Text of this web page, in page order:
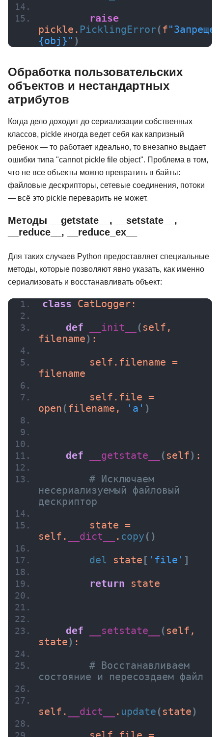
raise
pickle. PicklingError( f
{obj}" )
Обработка пользовательских
объектов и нестандартных
атрибутов
Когда дело доходит до сериализации собственных
классов, pickle иногда ведет себя как капризный
ребенок — то работает идеально, то внезапно выдает
ошибки типа "cannot pickle file object". Проблема в том,
что не все объекты можно превратить в байты:
файловые дескрипторы, сетевые соединения, потоки
— всё это pickle переварить не может.
Методы __getstate__, __setstate__,
__reduce__, __reduce_ex__
Для таких случаев Python предоставляет специальные
методы, которые позволяют явно указать, как именно
сериализовать и восстанавливать объект:
class CatLogger:
def __init__ ( self,
filename) :
        self.filename =
filename
open ( filename, 'a' )
def __getstate__ ( self) :
# Исключаем
несериализуемый файловый
дескриптор
        state =
self.
__dict__ . copy ()
del state [ 'file' ]
return state
def __setstate__ ( self,
state) :
# Восстанавливаем
состояние и пересоздаем файл
self. __dict__ . update ( state)
65 отзывов
от 4 628 ₽ Подробнее от 18 500 ₽